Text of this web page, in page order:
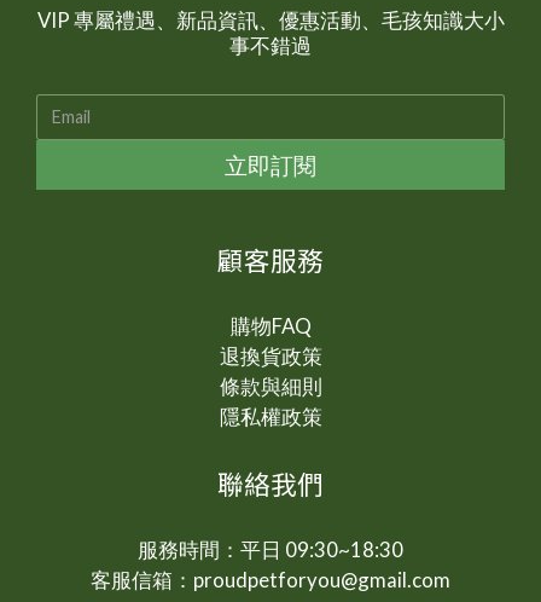
VIP 專屬禮遇、新品資訊、優惠活動、毛孩知識大小
事不錯過
立即訂閱
顧客服務
購物FAQ
退換貨政策
條款與細則
隱私權政策
聯絡我們
服務時間：平日 09:30~18:30
客服信箱：proudpetforyou@gmail.com